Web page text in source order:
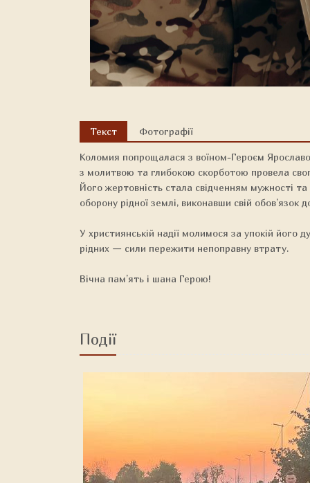
Текст Фотографії
Коломия попрощалася з воїном-Героєм
з молитвою та глибокою скорботою провела
Його жертовність стала свідченням мужності
оборону рідної землі, виконавши свій обов’язок
У християнській надії молимося за упокій його
рідних — сили пережити непоправну втрату.
Вічна пам’ять і шана Герою!
Події